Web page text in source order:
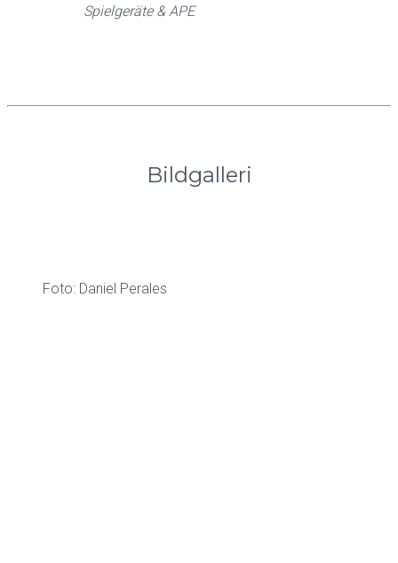
Spielgeräte & APE
Bildgalleri
Foto: Daniel Perales